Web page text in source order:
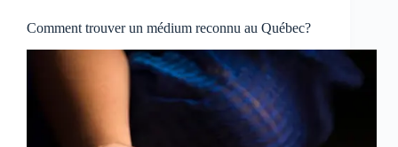
Comment trouver un médium reconnu au Québec?